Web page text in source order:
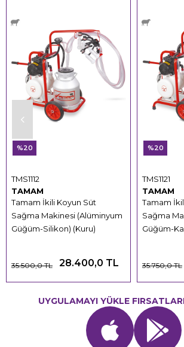
TAMAM
Tamam İkili Koyun Süt
Sağma Makinesi (Alüminyum
Güğüm-Silikon) (Kuru)
TMS1112
28.400,0 TL
35.500,0 TL
%20
TAMAM
Tamam
Sağma
Güğüm-
TMS1121
35.750,0 TL
%20
UYGULAMAYI YÜKLE